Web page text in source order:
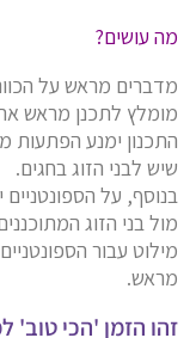
מה עושים?
מדברים מראש על
מומלץ לתכנן מראש את
התכנון ימנע הפתעות
שיש לבני הזוג בחגים.
בנוסף, על
מול בני הזוג
מילוט עבור
מראש.
זהו הזמן 'הכי טוב'